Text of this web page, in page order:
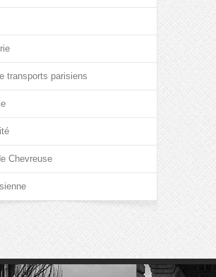
transports parisiens
Chevreuse